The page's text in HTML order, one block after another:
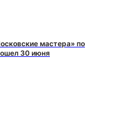
мастера» по
30 июня